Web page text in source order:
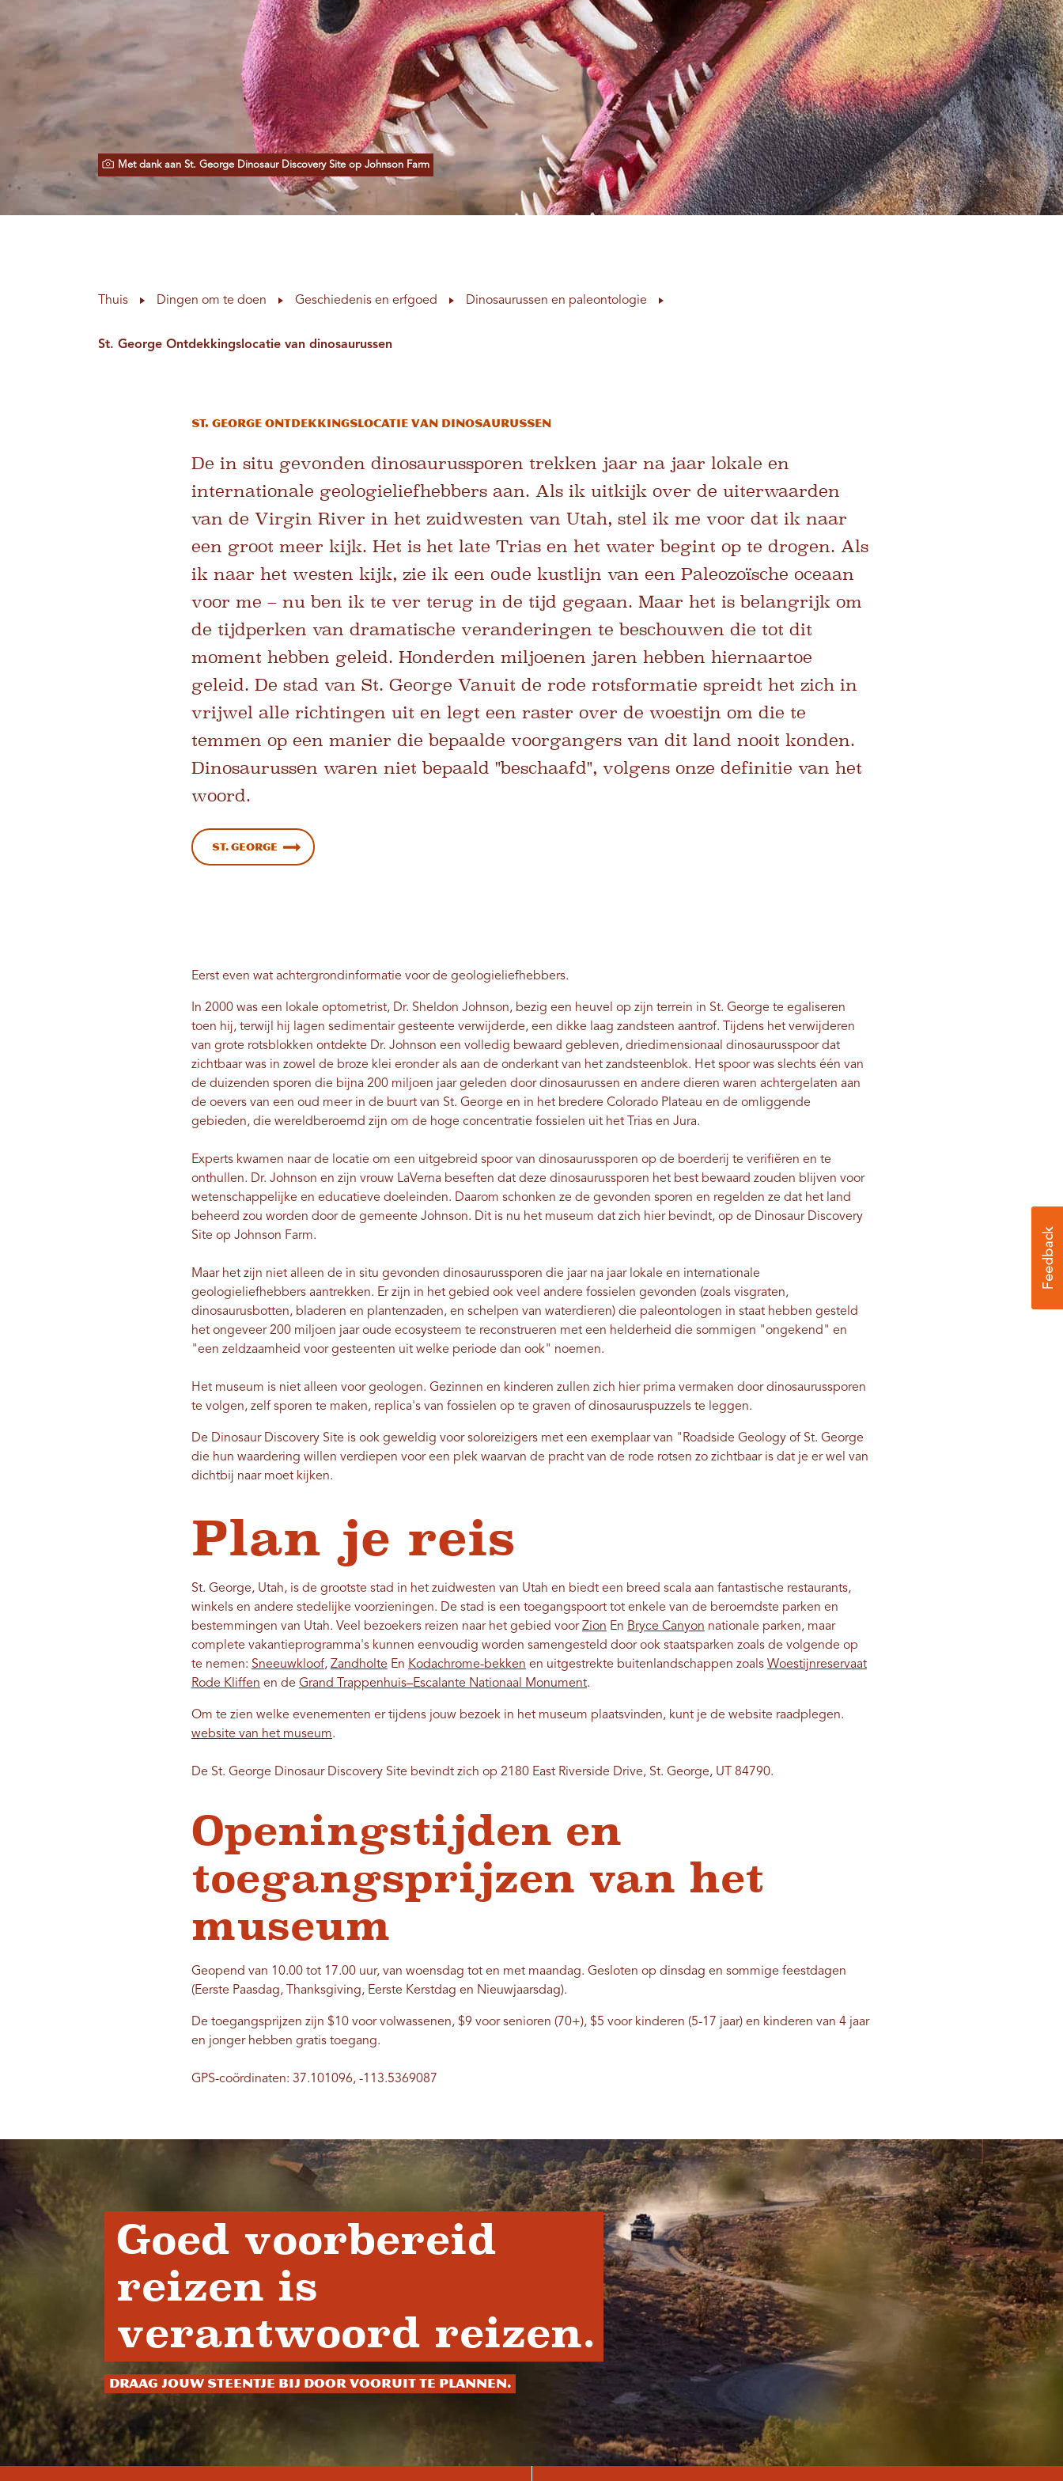
Met dank aan St. George Dinosaur Discovery Site op Johnson Farm
Thuis Dingen om te doen Geschiedenis en erfgoed Dinosaurussen en paleontologie
St. George Ontdekkingslocatie van dinosaurussen
St. George Ontdekkingslocatie van dinosaurussen
De in situ gevonden dinosaurussporen trekken jaar na jaar lokale en
internationale geologieliefhebbers aan. Als ik uitkijk over de uiterwaarden
van de Virgin River in het zuidwesten van Utah, stel ik me voor dat ik naar
een groot meer kijk. Het is het late Trias en het water begint op te drogen. Als
ik naar het westen kijk, zie ik een oude kustlijn van een Paleozoïsche oceaan
voor me – nu ben ik te ver terug in de tijd gegaan. Maar het is belangrijk om
de tijdperken van dramatische veranderingen te beschouwen die tot dit
moment hebben geleid. Honderden miljoenen jaren hebben hiernaartoe
geleid. De stad van St. George Vanuit de rode rotsformatie spreidt het zich in
vrijwel alle richtingen uit en legt een raster over de woestijn om die te
temmen op een manier die bepaalde voorgangers van dit land nooit konden.
Dinosaurussen waren niet bepaald "beschaafd", volgens onze definitie van het
woord.
St. George
Eerst even wat achtergrondinformatie voor de geologieliefhebbers.
In 2000 was een lokale optometrist, Dr. Sheldon Johnson, bezig een heuvel op zijn terrein in St. George te egaliseren
toen hij, terwijl hij lagen sedimentair gesteente verwijderde, een dikke laag zandsteen aantrof. Tijdens het verwijderen
van grote rotsblokken ontdekte Dr. Johnson een volledig bewaard gebleven, driedimensionaal dinosaurusspoor dat
zichtbaar was in zowel de broze klei eronder als aan de onderkant van het zandsteenblok. Het spoor was slechts één van
de duizenden sporen die bijna 200 miljoen jaar geleden door dinosaurussen en andere dieren waren achtergelaten aan
de oevers van een oud meer in de buurt van St. George en in het bredere Colorado Plateau en de omliggende
gebieden, die wereldberoemd zijn om de hoge concentratie fossielen uit het Trias en Jura.
Experts kwamen naar de locatie om een ​​uitgebreid spoor van dinosaurussporen op de boerderij te verifiëren en te
onthullen. Dr. Johnson en zijn vrouw LaVerna beseften dat deze dinosaurussporen het best bewaard zouden blijven voor
wetenschappelijke en educatieve doeleinden. Daarom schonken ze de gevonden sporen en regelden ze dat het land
beheerd zou worden door de gemeente Johnson. Dit is nu het museum dat zich hier bevindt, op de Dinosaur Discovery
Site op Johnson Farm.
Maar het zijn niet alleen de in situ gevonden dinosaurussporen die jaar na jaar lokale en internationale
geologieliefhebbers aantrekken. Er zijn in het gebied ook veel andere fossielen gevonden (zoals visgraten,
dinosaurusbotten, bladeren en plantenzaden, en schelpen van waterdieren) die paleontologen in staat hebben gesteld
het ongeveer 200 miljoen jaar oude ecosysteem te reconstrueren met een helderheid die sommigen "ongekend" en
"een zeldzaamheid voor gesteenten uit welke periode dan ook" noemen.
Het museum is niet alleen voor geologen. Gezinnen en kinderen zullen zich hier prima vermaken door dinosaurussporen
te volgen, zelf sporen te maken, replica's van fossielen op te graven of dinosauruspuzzels te leggen.
De Dinosaur Discovery Site is ook geweldig voor soloreizigers met een exemplaar van "Roadside Geology of St. George
die hun waardering willen verdiepen voor een plek waarvan de pracht van de rode rotsen zo zichtbaar is dat je er wel van
dichtbij naar moet kijken.
Plan je reis
St. George, Utah, is de grootste stad in het zuidwesten van Utah en biedt een breed scala aan fantastische restaurants,
winkels en andere stedelijke voorzieningen. De stad is een toegangspoort tot enkele van de beroemdste parken en
bestemmingen van Utah. Veel bezoekers reizen naar het gebied voorZion En Bryce Canyon nationale parken, maar
complete vakantieprogramma's kunnen eenvoudig worden samengesteld door ook staatsparken zoals de volgende op
te nemen: Sneeuwkloof, Zandholte En Kodachrome-bekken en uitgestrekte buitenlandschappen zoals Woestijnreservaat
Rode Kliffen en de Grand Trappenhuis–Escalante Nationaal Monument.
Om te zien welke evenementen er tijdens jouw bezoek in het museum plaatsvinden, kunt je de website raadplegen.
website van het museum.
De St. George Dinosaur Discovery Site bevindt zich op 2180 East Riverside Drive, St. George, UT 84790.
Openingstijden en
toegangsprijzen van het
museum
Geopend van 10.00 tot 17.00 uur, van woensdag tot en met maandag. Gesloten op dinsdag en sommige feestdagen
(Eerste Paasdag, Thanksgiving, Eerste Kerstdag en Nieuwjaarsdag).
De toegangsprijzen zijn $10 voor volwassenen, $9 voor senioren (70+), $5 voor kinderen (5-17 jaar) en kinderen van 4 jaar
en jonger hebben gratis toegang.
GPS-coördinaten: 37.101096, -113.5369087
Goed voorbereid
reizen is
verantwoord reizen.
Draag jouw steentje bij door vooruit te plannen.